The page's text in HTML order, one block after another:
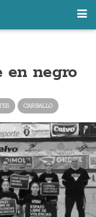
en negro
CARBALLO